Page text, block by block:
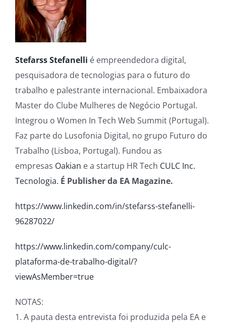
Stefarss Stefanelli é empreendedora digital,
pesquisadora de tecnologias para o futuro do
trabalho e palestrante internacional. Embaixadora
Master do Clube Mulheres de Negócio Portugal.
Integrou o Women In Tech Web Summit (Portugal).
Faz parte do Lusofonia Digital, no grupo Futuro do
Trabalho (Lisboa, Portugal). Fundou as
empresas Oakian e a startup HR Tech CULC Inc.
Tecnologia. É Publisher da EA Magazine.
https://www.linkedin.com/in/stefarss-stefanelli-
96287022/
https://www.linkedin.com/company/culc-
plataforma-de-trabalho-digital/?
viewAsMember=true
NOTAS:
1. A pauta desta entrevista foi produzida pela EA e